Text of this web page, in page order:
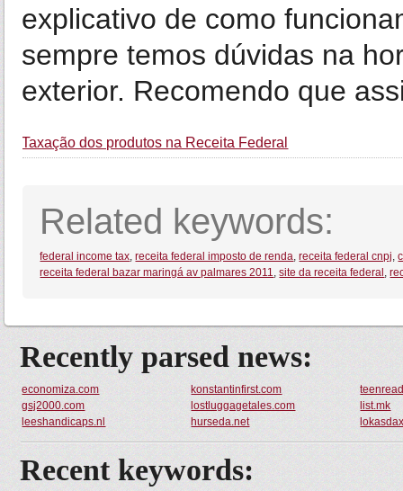
explicativo de como
sempre temos dúvidas na
exterior. Recomendo que
Taxação dos produtos na Receita Federal
Related keywords:
federal income tax,receita federal imposto de renda,receita federal cnpj,
receita federal bazar maringá av palmares 2011,site da receita federal ,
Recently parsed news:
economiza.com konstantinfirst.com
gsj2000.com
lostluggagetales.com
list.mk
leeshandicaps.nl
hurseda.net
Recent keywords: